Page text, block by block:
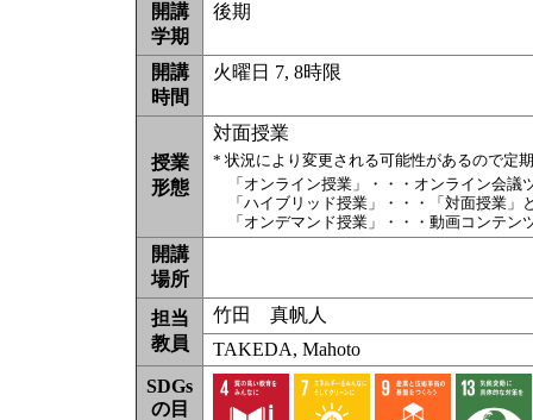
開講
学期
後期
開講
時間
火曜日 7, 8時限
授業
形態
対面授業
* 状況により変更される可能性があるので定
「オンライン授業」・・・オンライン会
「ハイブリッド授業」・・・「対面授業
「オンデマンド授業」・・・動画コンテ
開講
場所
担当
教員
竹田 真帆人
TAKEDA, Mahoto
SDGs
の目